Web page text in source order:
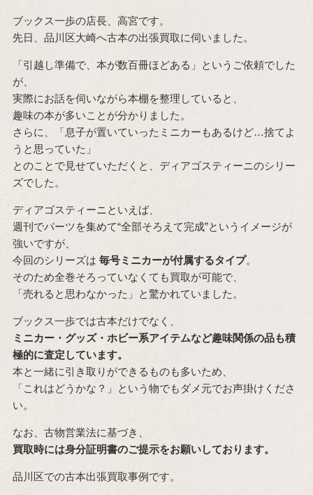
ブックス一歩の店長、高宮です。
先日、品川区大崎へ古本の出張買取に伺いました。
「引越し準備で、本が数百冊ほどある」というご依頼でした
が、
実際にお話を伺いながら本棚を整理していると、
趣味の本が多いことが分かりました。
さらに、「息子が置いていったミニカーもあるけど…捨てよ
うと思っていた」
とのことで見せていただくと、ディアゴスティーニのシリー
ズでした。
ディアゴスティーニといえば、
週刊でパーツを集めて“全部そろえて完成”というイメージが
強いですが、
今回のシリーズは 毎号ミニカーが付属するタイプ。
そのため全巻そろっていなくても買取が可能で、
「売れると思わなかった」と驚かれていました。
ブックス一歩では古本だけでなく、
ミニカー・グッズ・ホビー系アイテムなど趣味関係の品も積
極的に査定しています。
本と一緒に引き取りができるものも多いため、
「これはどうかな？」という物でもダメ元でお声掛けくださ
い。
なお、古物営業法に基づき、
買取時には身分証明書のご提示をお願いしております。
品川区での古本出張買取事例です。